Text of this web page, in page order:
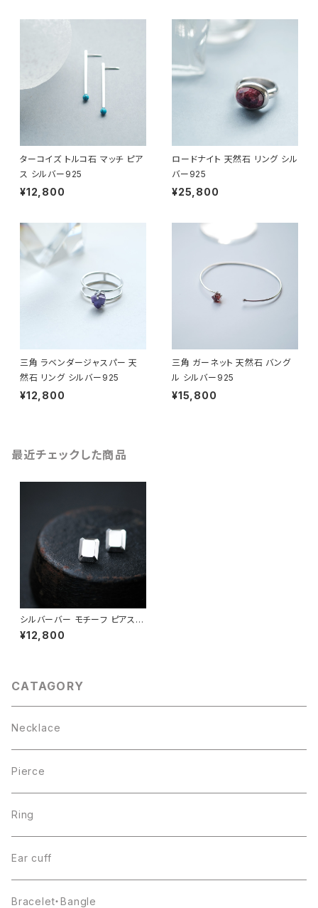
ターコイズ トルコ石 マッチ ピア
ス シルバー925
¥12,800
ロードナイト 天然石 リング シル
バー925
¥25,800
三角 ラベンダージャスパー 天
然石 リング シルバー925
¥12,800
三角 ガーネット 天然石 バング
ル シルバー925
¥15,800
最近チェックした商品
シルバーバー モチーフ ピアス
シルバー925
¥12,800
CATAGORY
Necklace
Pierce
Ring
Ear cuff
Bracelet・Bangle